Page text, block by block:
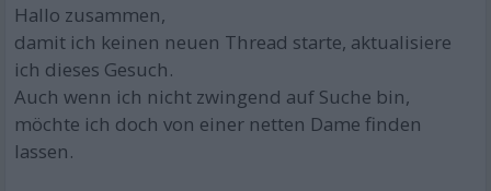
Hallo zusammen,
damit ich keinen neuen Thread starte, aktualisiere
ich dieses Gesuch.
Auch wenn ich nicht zwingend auf Suche bin,
möchte ich doch von einer netten Dame finden
lassen.